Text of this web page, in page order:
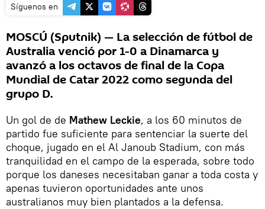
Síguenos en
MOSCÚ (Sputnik) — La selección de fútbol de
Australia venció por 1-0 a Dinamarca y
avanzó a los octavos de final de la Copa
Mundial de Catar 2022 como segunda del
grupo D.
Un gol de de Mathew Leckie, a los 60 minutos de
partido fue suficiente para sentenciar la suerte del
choque, jugado en el Al Janoub Stadium, con más
tranquilidad en el campo de la esperada, sobre todo
porque los daneses necesitaban ganar a toda costa y
apenas tuvieron oportunidades ante unos
australianos muy bien plantados a la defensa.